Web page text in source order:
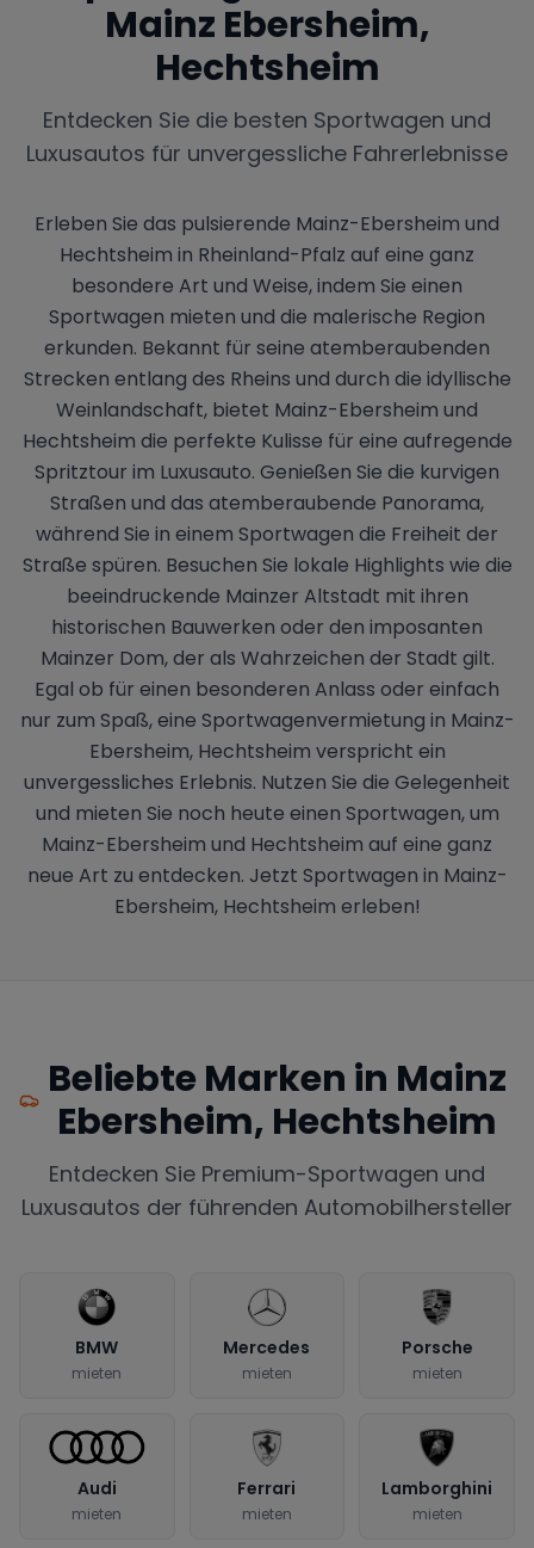
Mainz Ebersheim,
Hechtsheim
Entdecken Sie die besten Sportwagen und
Luxusautos für unvergessliche Fahrerlebnisse
Erleben Sie das pulsierende Mainz-Ebersheim und
Hechtsheim in Rheinland-Pfalz auf eine ganz
besondere Art und Weise, indem Sie einen
Sportwagen mieten und die malerische Region
erkunden. Bekannt für seine atemberaubenden
Strecken entlang des Rheins und durch die idyllische
Weinlandschaft, bietet Mainz-Ebersheim und
Hechtsheim die perfekte Kulisse für eine aufregende
Spritztour im Luxusauto. Genießen Sie die kurvigen
Straßen und das atemberaubende Panorama,
während Sie in einem Sportwagen die Freiheit der
Straße spüren. Besuchen Sie lokale Highlights wie die
beeindruckende Mainzer Altstadt mit ihren
historischen Bauwerken oder den imposanten
Mainzer Dom, der als Wahrzeichen der Stadt gilt.
Egal ob für einen besonderen Anlass oder einfach
nur zum Spaß, eine Sportwagenvermietung in Mainz-
Ebersheim, Hechtsheim verspricht ein
unvergessliches Erlebnis. Nutzen Sie die Gelegenheit
und mieten Sie noch heute einen Sportwagen, um
Mainz-Ebersheim und Hechtsheim auf eine ganz
neue Art zu entdecken. Jetzt Sportwagen in Mainz-
Ebersheim, Hechtsheim erleben!
Beliebte Marken in Mainz
Ebersheim, Hechtsheim
Entdecken Sie Premium-Sportwagen und
Luxusautos der führenden Automobilhersteller
BMW
mieten
Mercedes
mieten
Porsche
mieten
Audi
mieten
Ferrari
mieten
Lamborghini
mieten